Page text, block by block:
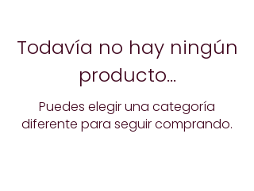
Todavía no hay ningún
producto...
Puedes elegir una categoría
diferente para seguir comprando.